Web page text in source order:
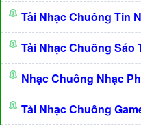
Tải Nhạc Chuông Tin
Tải Nhạc Chuông Sáo
Nhạc Chuông Nhạc
Tải Nhạc Chuông